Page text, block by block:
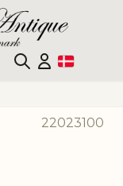
22023100